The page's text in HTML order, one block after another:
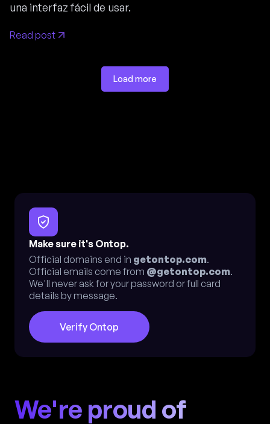
una interfaz fácil de usar.
Read post
Load more
Make sure it's Ontop.
Official domains end in getontop.com.
Official emails come from @getontop.com.
We'll never ask for your password or full card
details by message.
Verify Ontop
We're proud of